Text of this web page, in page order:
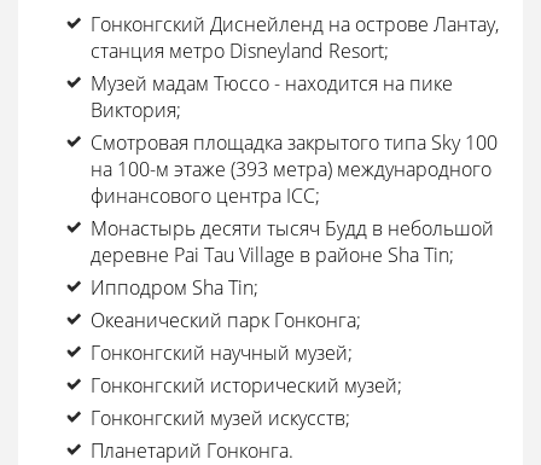
Гонконгский Диснейленд на острове Лантау,
станция метро Disneyland Resort;
Музей мадам Тюссо - находится на пике
Виктория;
Смотровая площадка закрытого типа Sky 100
на 100-м этаже (393 метра) международного
финансового центра ICC;
Монастырь десяти тысяч Будд в небольшой
деревне Pai Tau Village в районе Sha Tin;
Ипподром Sha Tin;
Океанический парк Гонконга;
Гонконгский научный музей;
Гонконгский исторический музей;
Гонконгский музей искусств;
Планетарий Гонконга.